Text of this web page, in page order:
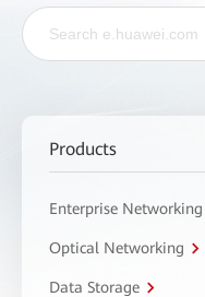
Products
Enterprise Networking
Optical Networking
Data Storage